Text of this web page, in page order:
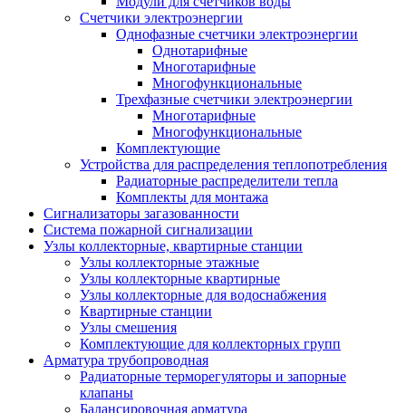
Счетчики электроэнергии
Однофазные счетчики электроэнергии
Однотарифные
Многотарифные
Многофункциональные
Трехфазные счетчики электроэнергии
Многотарифные
Многофункциональные
Комплектующие
Устройства для распределения теплопотребления
Радиаторные распределители тепла
Комплекты для монтажа
Сигнализаторы загазованности
Система пожарной сигнализации
Узлы коллекторные, квартирные станции
Узлы коллекторные этажные
Узлы коллекторные квартирные
Узлы коллекторные для водоснабжения
Квартирные станции
Узлы смешения
Комплектующие для коллекторных групп
Арматура трубопроводная
Радиаторные терморегуляторы и запорные
клапаны
Балансировочная арматура